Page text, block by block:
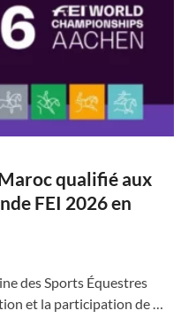
qualifié aux
FEI 2026 en
des Sports Équestres
et la participation de …